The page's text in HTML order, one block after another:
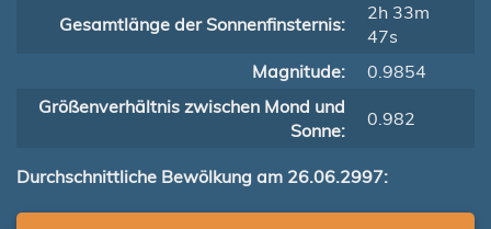
Gesamtlänge der Sonnenfinsternis:
2h 33m
47s
Magnitude:
0.9854
Größenverhältnis zwischen Mond und
Sonne:
0.982
Durchschnittliche Bewölkung am 26.06.2997: